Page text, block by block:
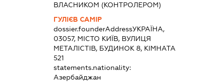
ВЛАСНИКОМ (КОНТРОЛЕРОМ)
ГУЛІЄВ САМІР
dossier.founderAddressУКРАЇНА,
03057, МІСТО КИЇВ, ВУЛИЦЯ
МЕТАЛІСТІВ, БУДИНОК 8, КІМНАТА
521
statements.nationality:
Азербайджан